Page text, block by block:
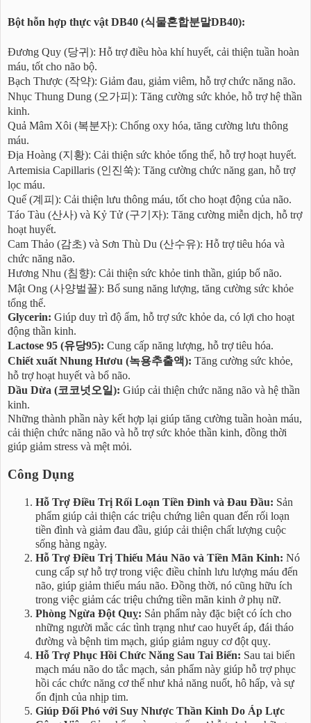
Bột hỗn hợp thực vật DB40 (식물혼합분말DB40):
Đương Quy (당귀): Hỗ trợ điều hòa khí huyết, cải thiện tuần hoàn
máu, tốt cho não bộ.
Bạch Thược (작약): Giảm đau, giảm viêm, hỗ trợ chức năng não.
Nhục Thung Dung (오가피): Tăng cường sức khỏe, hỗ trợ hệ thần
kinh.
Quả Mâm Xôi (복분자): Chống oxy hóa, tăng cường lưu thông
máu.
Địa Hoàng (지황): Cải thiện sức khỏe tổng thể, hỗ trợ hoạt huyết.
Artemisia Capillaris (인진쑥): Tăng cường chức năng gan, hỗ trợ
lọc máu.
Quế (계피): Cải thiện lưu thông máu, tốt cho hoạt động của não.
Táo Tàu (산사) và Kỷ Tử (구기자): Tăng cường miễn dịch, hỗ trợ
hoạt huyết.
Cam Thảo (감초) và Sơn Thù Du (산수유): Hỗ trợ tiêu hóa và
chức năng não.
Hương Nhu (침향): Cải thiện sức khỏe tinh thần, giúp bổ não.
Mật Ong (사양벌꿀): Bổ sung năng lượng, tăng cường sức khỏe
tổng thể.
Glycerin: Giúp duy trì độ ẩm, hỗ trợ sức khỏe da, có lợi cho hoạt
động thần kinh.
Lactose 95 (유당95): Cung cấp năng lượng, hỗ trợ tiêu hóa.
Chiết xuất Nhung Hươu (녹용추출액): Tăng cường sức khỏe,
hỗ trợ hoạt huyết và bổ não.
Dầu Dừa (코코넛오일): Giúp cải thiện chức năng não và hệ thần
kinh.
Những thành phần này kết hợp lại giúp tăng cường tuần hoàn máu,
cải thiện chức năng não và hỗ trợ sức khỏe thần kinh, đồng thời
giúp giảm stress và mệt mỏi.
Công Dụng
Hỗ Trợ Điều Trị Rối Loạn Tiền Đình và Đau Đầu: Sản
phẩm giúp cải thiện các triệu chứng liên quan đến rối loạn
tiền đình và giảm đau đầu, giúp cải thiện chất lượng cuộc
sống hàng ngày.
Hỗ Trợ Điều Trị Thiếu Máu Não và Tiền Mãn Kinh: Nó
cung cấp sự hỗ trợ trong việc điều chỉnh lưu lượng máu đến
não, giúp giảm thiếu máu não. Đồng thời, nó cũng hữu ích
trong việc giảm các triệu chứng tiền mãn kinh ở phụ nữ.
Phòng Ngừa Đột Quỵ: Sản phẩm này đặc biệt có ích cho
những người mắc các tình trạng như cao huyết áp, đái tháo
đường và bệnh tim mạch, giúp giảm nguy cơ đột quỵ.
Hỗ Trợ Phục Hồi Chức Năng Sau Tai Biến: Sau tai biến
mạch máu não do tắc mạch, sản phẩm này giúp hỗ trợ phục
hồi các chức năng cơ thể như khả năng nuốt, hô hấp, và sự
ổn định của nhịp tim.
Giúp Đối Phó với Suy Nhược Thần Kinh Do Áp Lực